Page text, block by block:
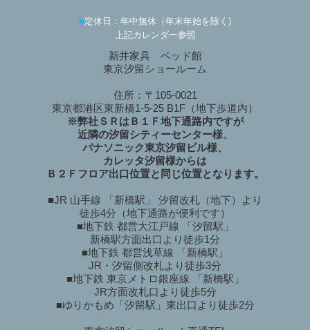
■定休日：年中無休（年末年始を除く)
上記カレンダー参照
新井家具 ベッド館
東京汐留ショールーム
住所：〒105-0021
東京都港区東新橋1-5-25 B1F（地下歩道内）
※弊社ＳＲはＢ１Ｆ地下通路内ですが
近隣の汐留シティーセンター様、
パナソニック東京汐留ビル様、
カレッタ汐留様からは
Ｂ２Ｆフロア出口位置と同じ位置となります。
■JR 山手線 「新橋駅」 汐留改札（地下）より
徒歩4分（地下通路が便利です）
■地下鉄 都営大江戸線 「汐留駅」
新橋駅方面出口より徒歩1分
■地下鉄 都営浅草線 「新橋駅」
JR・汐留側改札より徒歩3分
■地下鉄 東京メトロ銀座線 「新橋駅」
JR方面改札口より徒歩5分
■ゆりかもめ「汐留駅」東出口より徒歩2分